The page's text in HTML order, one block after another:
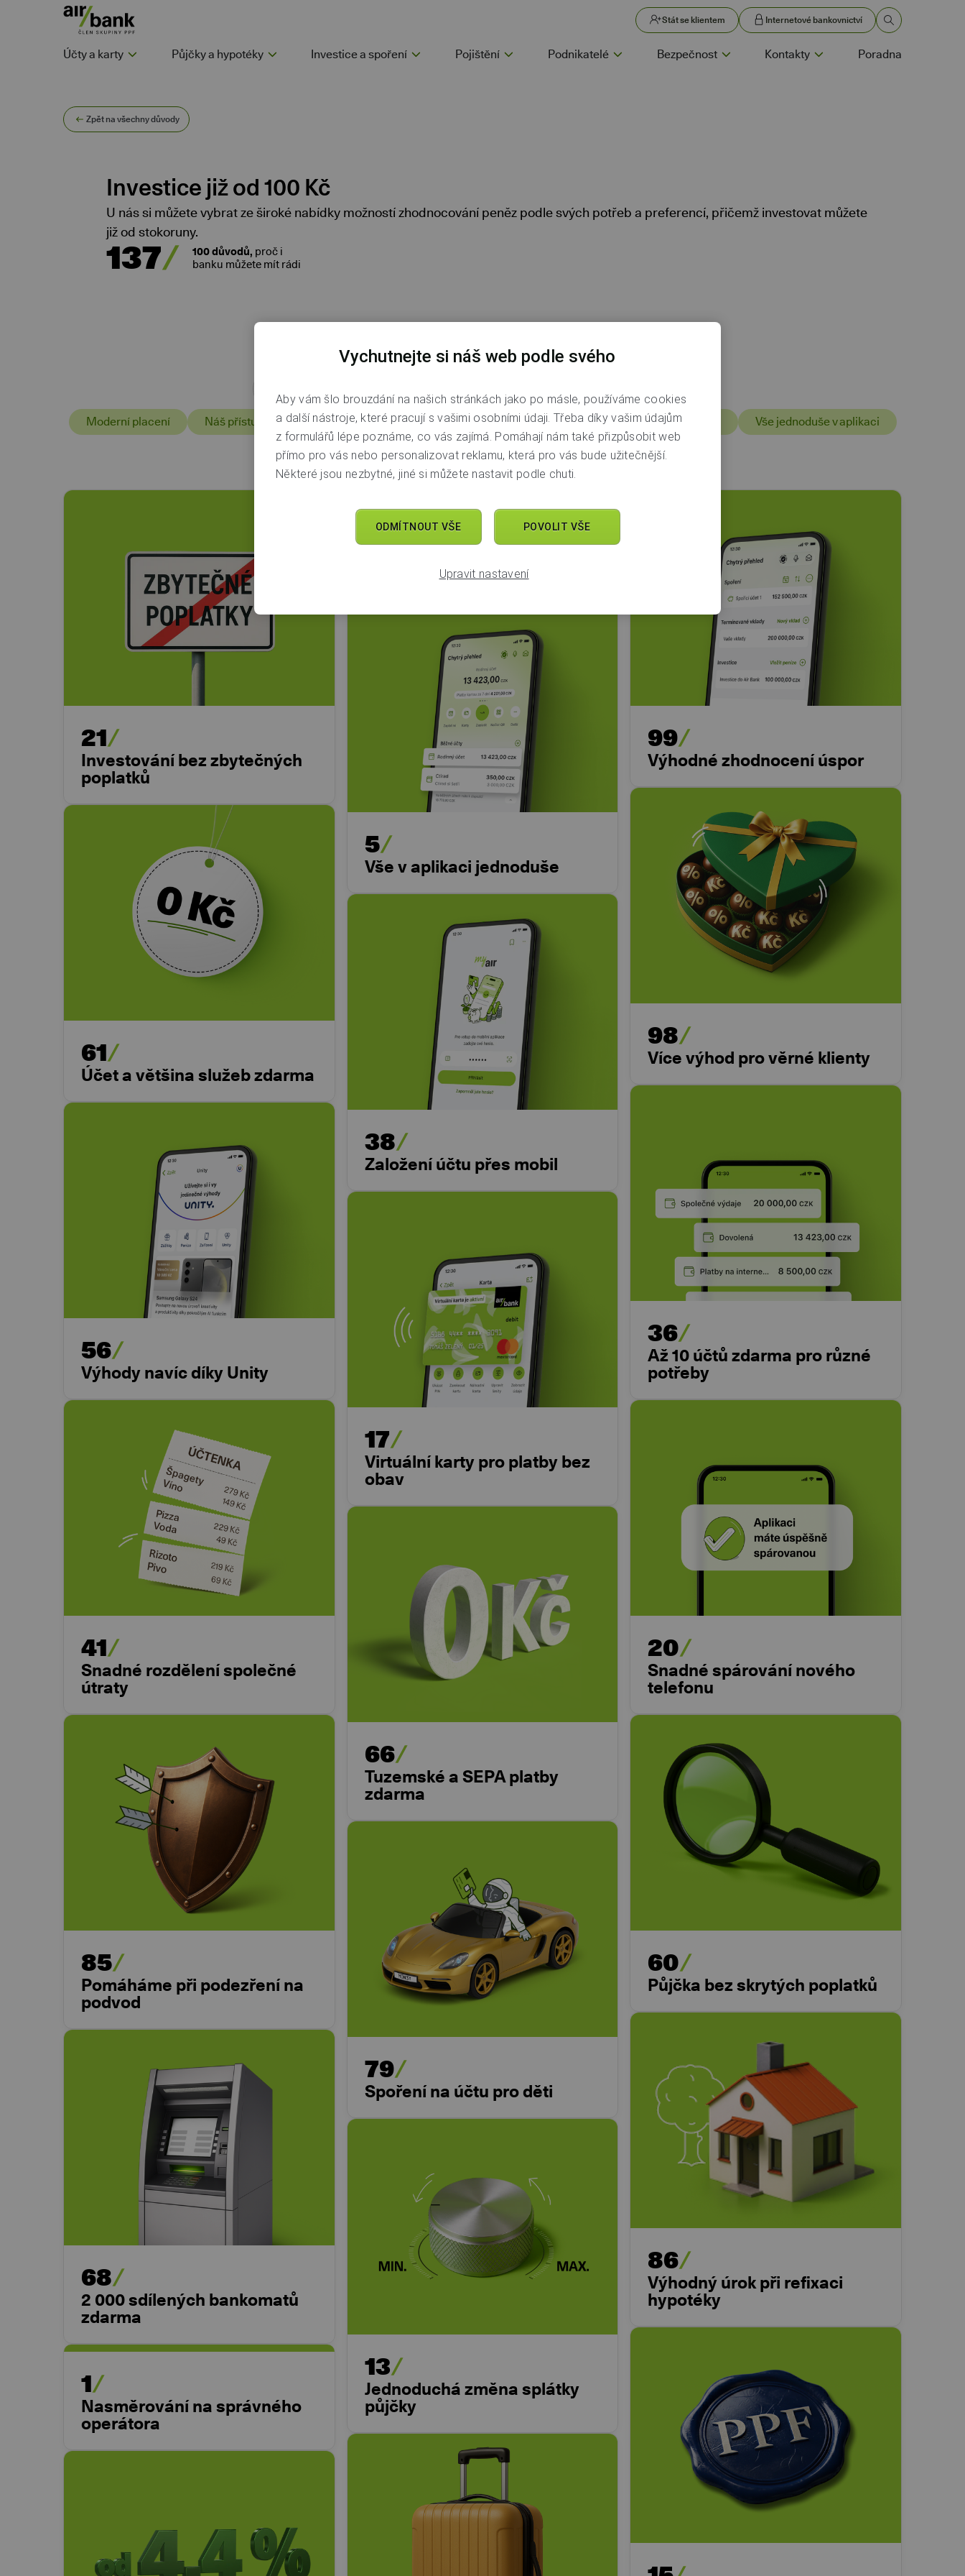
Stát se klientem Internetové bankovnictví
Účty a karty Půjčky a hypotéky Investice a spoření Pojištění Podnikatelé Bezpečnost Kontakty Poradna
Zpět na všechny důvody
Investice již od 100 Kč
U nás si můžete vybrat ze široké nabídky možností zhodnocování peněz podle svých potřeb a preferencí, přičemž investovat můžete
již od stokoruny.
137 100 důvodů, proč i
banku můžete mít rádi
Moderní placení Náš přístup ke klientům Ostatní důvody Peníze v bezpečí Přehled o svých penězích
Vše jednoduše v aplikaci
Výhody pro klienty
Vycházení s penězi
21
Investování bez zbytečných
poplatků
61
Účet a většina služeb zdarma
56
Výhody navíc díky Unity
41
Snadné rozdělení společné
útraty
85
Pomáháme při podezření na
podvod
68
2 000 sdílených bankomatů
zdarma
1
Nasměrování na správného
operátora
4
Virtuální asistentka vždy po
5
Vše v aplikaci jednoduše
38
Založení účtu přes mobil
17
Virtuální karty pro platby bez
obav
66
Tuzemské a SEPA platby
zdarma
79
Spoření na účtu pro děti
13
Jednoduchá změna splátky
půjčky
99
Výhodné zhodnocení úspor
98
Více výhod pro věrné klienty
36
Až 10 účtů zdarma pro různé
potřeby
20
Snadné spárování nového
telefonu
60
Půjčka bez skrytých poplatků
86
Výhodný úrok při refixaci
hypotéky
Vychutnejte si náš web podle svého
Aby vám šlo brouzdání na našich stránkách jako po másle, používáme cookies
a další nástroje, které pracují s vašimi osobními údaji. Třeba díky vašim údajům
z formulářů lépe poznáme, co vás zajímá. Pomáhají nám také přizpůsobit web
přímo pro vás nebo personalizovat reklamu, která pro vás bude užitečnější.
Některé jsou nezbytné, jiné si můžete nastavit podle chuti.
ODMÍTNOUT VŠE POVOLIT VŠE
Upravit nastavení